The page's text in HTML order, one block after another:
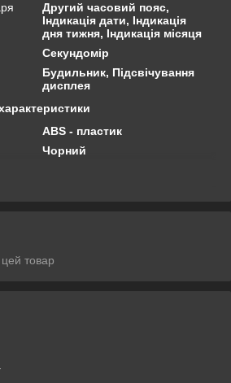
Другий часовий пояс,
Індикація дати, Індикація
дня тижня, Індикація місяця
Секундомір
Будильник, Підсвічування
дисплея
ABS - пластик
Чорний
товар